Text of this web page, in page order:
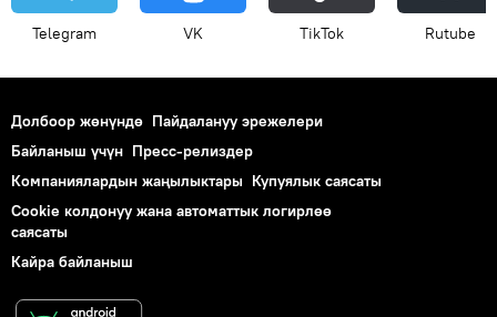
Telegram VK ТikТоk Rutube
Долбоор жөнүндө Пайдалануу эрежелери
Байланыш үчүн Пресс-релиздер
Компаниялардын жаңылыктары Купуялык саясаты
Cookie колдонуу жана автоматтык логирлөө
саясаты
Кайра байланыш